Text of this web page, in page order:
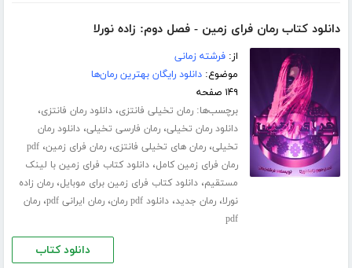
دانلود کتاب رمان فرای زمین - فصل دوم: زاده نورلا
از:فرشته زمانی
موضوع:دانلود رایگان بهترین رمان‌ها
۱۴۹ صفحه
برچسب‌ها:رمان تخیلی فانتزی،دانلود رمان فانتزی،
دانلود رمان تخیلی،رمان فارسی تخیلی،دانلود رمان
تخیلی،رمان های تخیلی فانتزی،رمان فرای زمین،pdf
رمان فرای زمین کامل،دانلود کتاب فرای زمین با لینک
مستقیم،دانلود کتاب فرای زمین برای موبایل،رمان زاده
نورلا،رمان جدید،دانلود pdf رمان ،رمان ایرانی pdf ،رمان
pdf
دانلود کتاب